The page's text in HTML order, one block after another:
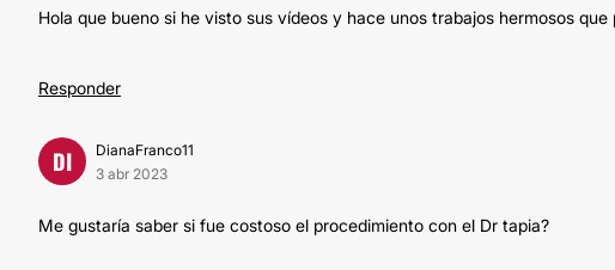
Hola que bueno si he visto sus vídeos y hace unos trabajos hermosos
Responder
DI
DianaFranco11
3 abr 2023
Me gustaría saber si fue costoso el procedimiento con el Dr tapia?